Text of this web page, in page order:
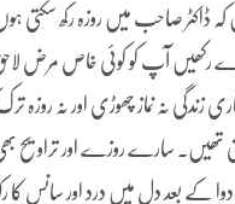
کہ ڈاکٹر صاحب میں روزہ رکھ سکتی
رکھیں آپ کو کوئی خاص مرض
نہ نماز چھوڑی اور نہ روزہ ترک
تھیں۔ سارے روزے اور تراویح
کے بعد دل میں درد اور سانس کا